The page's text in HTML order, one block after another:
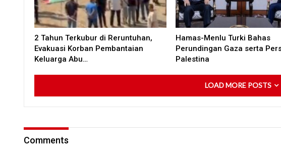
2 Tahun Terkubur di Reruntuhan,
Evakuasi Korban Pembantaian
Keluarga Abu…
Hamas-Menlu Turki Bahas
Perundingan Gaza serta
Palestina
LOAD MORE POSTS
Comments